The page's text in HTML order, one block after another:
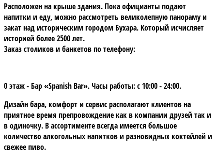
Расположен на крыше здания. Пока официанты подают
напитки и еду, можно рассмотреть великолепную панораму и
закат над историческим городом Бухара. Который исчисляет
историей более 2500 лет.
Заказ столиков и банкетов по телефону:
0 этаж - Бар «Spanish Bar». Часы работы: с 10:00 - 24:00.
Дизайн бара, комфорт и сервис располагают клиентов на
приятное время препровождение как в компании друзей так и
в одиночку. В ассортименте всегда имеется большое
количество алкогольных напитков и разновидных коктейлей и
свежее пиво.